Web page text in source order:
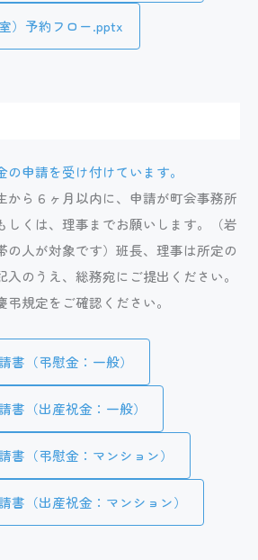
）予約フロー.pptx
申請を受け付けています。
から６ヶ月以内に、申請が町会事務所
しくは、理事までお願いします。（岩
の人が対象です）班長、理事は所定の
のうえ、総務宛にご提出ください。
規定をご確認ください。
書（弔慰金：一般）
書（出産祝金：一般）
書（弔慰金：マンション）
書（出産祝金：マンション）